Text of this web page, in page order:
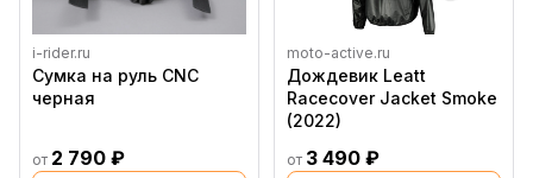
i-rider.ru
Сумка на руль CNC
черная
от 2 790 ₽
moto-active.ru
Дождевик Leatt
Racecover Jacket Smoke
(2022)
от 3 490 ₽